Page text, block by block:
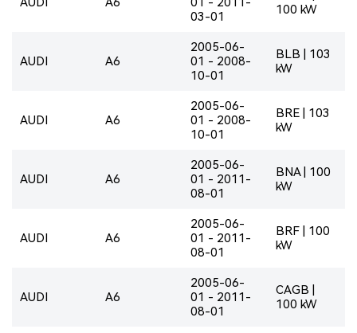
03-01
100 kW
AUDI A6
2005-06-
01 - 2008-
10-01
BLB | 103
kW
AUDI A6
2005-06-
01 - 2008-
10-01
BRE | 103
kW
AUDI A6
2005-06-
01 - 2011-
08-01
BNA | 100
kW
AUDI A6
2005-06-
01 - 2011-
08-01
BRF | 100
kW
AUDI A6
2005-06-
01 - 2011-
08-01
CAGB |
100 kW